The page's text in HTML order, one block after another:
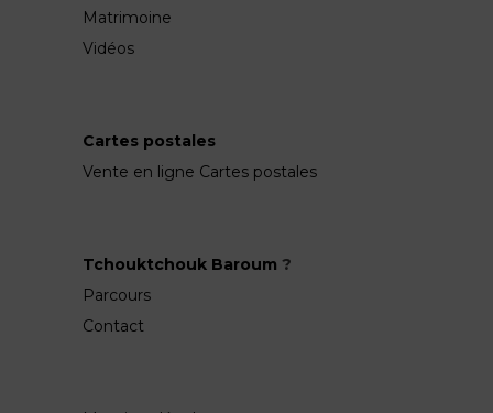
Matrimoine
Vidéos
Cartes postales
Vente en ligne Cartes postales
Tchouktchouk Baroum ?
Parcours
Contact